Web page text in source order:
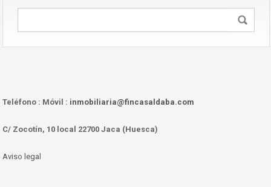
Teléfono : Móvil : inmobiliaria@fincasaldaba.com
C/ Zocotín, 10 local 22700 Jaca (Huesca)
Aviso legal